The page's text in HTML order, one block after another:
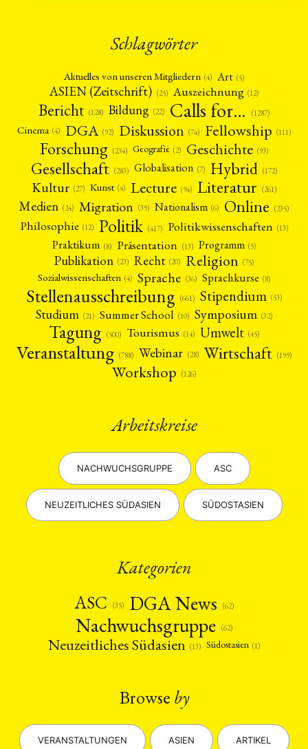
Schlagwörter
Aktuelles von unseren Mitgliedern (4) Art (5)
ASIEN (Zeitschrift) (25) Auszeichnung (12)
Bericht (128) Bildung (22) Calls for… (1287)
Cinema (4) DGA (92) Diskussion (74) Fellowship (111)
Forschung (234) Geografie (2) Geschichte (93)
Gesellschaft (283) Globalisation (7) Hybrid (172)
Kultur (27) Kunst (4) Lecture (94) Literatur (261)
Medien (24) Migration (39) Nationalism (6) Online (235)
Philosophie (12) Politik (417) Politikwissenschaften (13)
Praktikum (8) Präsentation (13) Programm (5)
Publikation (23) Recht (20) Religion (75)
Sozialwissenschaften (4) Sprache (36) Sprachkurse (8)
Stellenausschreibung (661) Stipendium (53)
Studium (21) Summer School (10) Symposium (32)
Tagung (500) Tourismus (14) Umwelt (45)
Veranstaltung (788) Webinar (28) Wirtschaft (199)
Workshop (126)
Arbeitskreise
NACHWUCHSGRUPPE ASC
NEUZEITLICHES SÜDASIEN SÜDOSTASIEN
Kategorien
ASC
(35) DGA News (62)
Nachwuchsgruppe (62)
Neuzeitliches Südasien (13) Südostasien (1)
Browse by
VERANSTALTUNGEN ASIEN ARTIKEL